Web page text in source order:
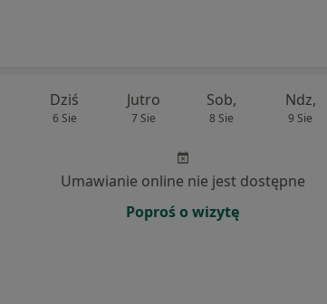
Dziś
6 Sie
Jutro
7 Sie
Sob,
8 Sie
Ndz,
9 Sie
Umawianie online nie jest dostępne
Poproś o wizytę